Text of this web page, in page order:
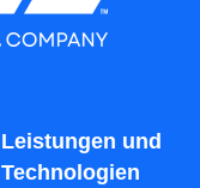
Leistungen und
Technologien